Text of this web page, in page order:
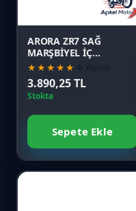
ARORA ZR7 SAĞ
MARŞBİYEL İÇ
PLS.SİYAH
★★★★★
3.890,25 TL
Stokta
Sepete Ekle